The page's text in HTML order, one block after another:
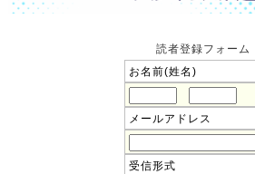
読者登録フォーム
お名前(姓名)
メールアドレス
受信形式